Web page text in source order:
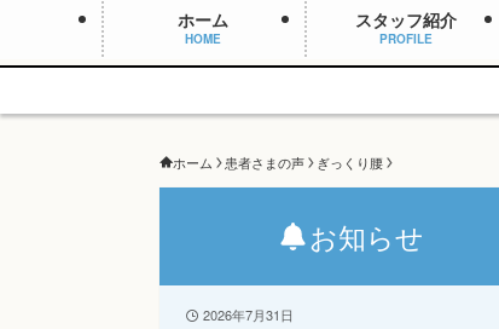
ホーム
HOME
スタッフ紹介
PROFILE
ホーム 患者さまの声 ぎっくり腰
お知らせ
2026年7月31日